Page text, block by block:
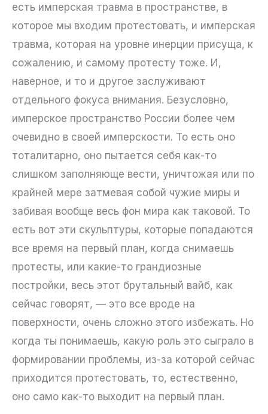
есть имперская травма в пространстве, в
которое мы входим протестовать, и имперская
травма, которая на уровне инерции присуща, к
сожалению, и самому протесту тоже. И,
наверное, и то и другое заслуживают
отдельного фокуса внимания. Безусловно,
имперское пространство России более чем
очевидно в своей имперскости. То есть оно
тоталитарно, оно пытается себя как-то
слишком заполняюще вести, уничтожая или по
крайней мере затмевая собой чужие миры и
забивая вообще весь фон мира как таковой. То
есть вот эти скульптуры, которые попадаются
все время на первый план, когда снимаешь
протесты, или какие-то грандиозные
постройки, весь этот брутальный вайб, как
сейчас говорят, — это все вроде на
поверхности, очень сложно этого избежать. Но
когда ты понимаешь, какую роль это сыграло в
формировании проблемы, из-за которой сейчас
приходится протестовать, то, естественно,
оно само как-то выходит на первый план.